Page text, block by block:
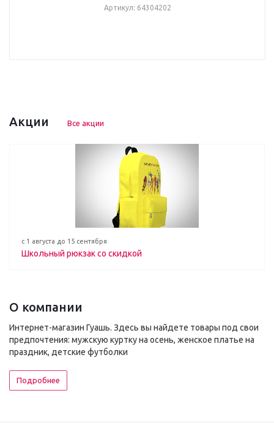
Артикул: 64304202
Акции Все акции
с 1 августа до 15 сентября
Школьный рюкзак со скидкой
О компании
Интернет-магазин Гуашь. Здесь вы найдете товары под свои
предпочтения: мужскую куртку на осень, женское платье на
праздник, детские футболки
Подробнее